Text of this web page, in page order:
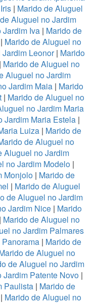
| Marido de Aluguel
Aluguel no Jardim
Jardim Iva | Marido de
Marido de Aluguel no
Leonor| Marido
| Marido de Aluguel no
Aluguel no Jardim
Jardim Maia| Marido
| Marido de Aluguel no
no Jardim Maria
Jardim Maria Estela|
Luiza | Marido de
de Aluguel no
Aluguel no Jardim
no Jardim Modelo |
Monjolo | Marido de
| Marido de Aluguel
de Aluguel no Jardim
Jardim Nice | Marido
Marido de Aluguel no
no Jardim Palmares
| Marido de
de Aluguel no
de Aluguel no Jardim
Patente Novo |
Paulista| Marido de
Marido de Aluguel no